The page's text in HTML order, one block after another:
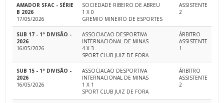
AMADOR SFAC - SÉRIE
B 2026
17/05/2026
SOCIEDADE RIBEIRO DE ABREU
1 X 0
GREMIO MINEIRO DE ESPORTES
ASSISTENTE
2
SUB 17 - 1ª DIVISÃO -
2026
16/05/2026
ASSOCIACAO DESPORTIVA
INTERNACIONAL DE MINAS
4 X 3
SPORT CLUB JUIZ DE FORA
ÁRBITRO
ASSISTENTE
1
SUB 15 - 1ª DIVISÃO -
2026
16/05/2026
ASSOCIACAO DESPORTIVA
INTERNACIONAL DE MINAS
1 X 1
SPORT CLUB JUIZ DE FORA
ÁRBITRO
ASSISTENTE
2